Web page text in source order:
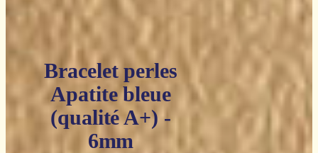
Bracelet perles
Apatite bleue
(qualité A+) -
6mm